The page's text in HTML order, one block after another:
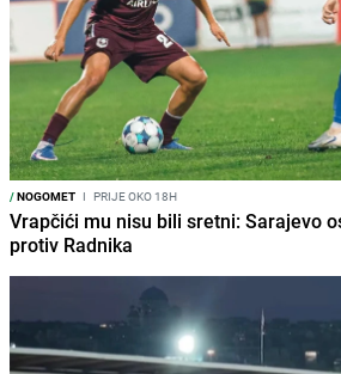
/NOGOMET I PRIJE OKO 18H
Vrapčići mu nisu bili sretni: Sarajevo
protiv Radnika